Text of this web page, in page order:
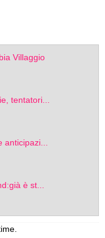
Villaggio
tentatori...
anticipazi...
è st...